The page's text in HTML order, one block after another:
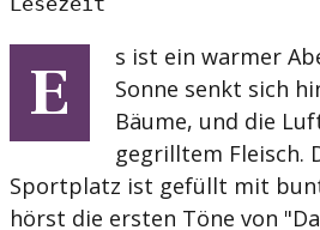
E
s ist ein warmer
Sonne senkt sich
Bäume, und die
gegrilltem Fleisch.
Sportplatz ist gefüllt mit
hörst die ersten Töne von